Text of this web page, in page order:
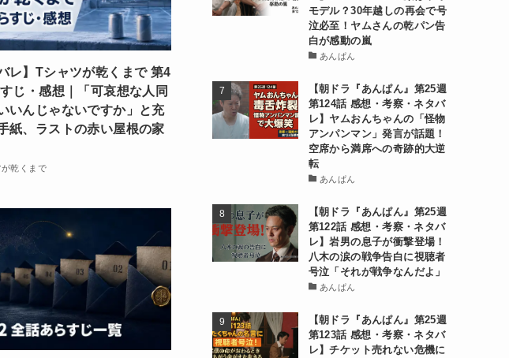
レ】Tシャツが乾くまで 第4
じ・感想｜「可哀想な人同
いんじゃないですか」と充
紙、ラストの赤い屋根の家
乾くまで
モデル？30年越しの再会で号
泣必至！ヤムさんの乾パン告
白が感動の嵐
あんぱん
【朝ドラ『あんぱん』第25週
第124話 感想・考察・ネタバ
レ】ヤムおんちゃんの「怪物
アンパンマン」発言が話題！
空席から満席への奇跡的大逆
転
あんぱん
【朝ドラ『あんぱん』第25週
第122話 感想・考察・ネタバ
レ】岩男の息子が衝撃登場！
八木の涙の戦争告白に視聴者
号泣「それが戦争なんだよ」
あんぱん
【朝ドラ『あんぱん』第25週
第123話 感想・考察・ネタバ
レ】チケット売れない危機に